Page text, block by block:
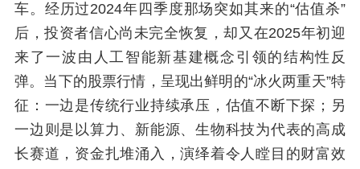
车。经历过2024年四季度那场突如其来的“估值杀”
后，投资者信心尚未完全恢复，却又在2025年初迎
来了一波由人工智能新基建概念引领的结构性反
弹。当下的股票行情，呈现出鲜明的“冰火两重天”特
征：一边是传统行业持续承压，估值不断下探；另
一边则是以算力、新能源、生物科技为代表的高成
长赛道，资金扎堆涌入，演绎着令人瞠目的财富效